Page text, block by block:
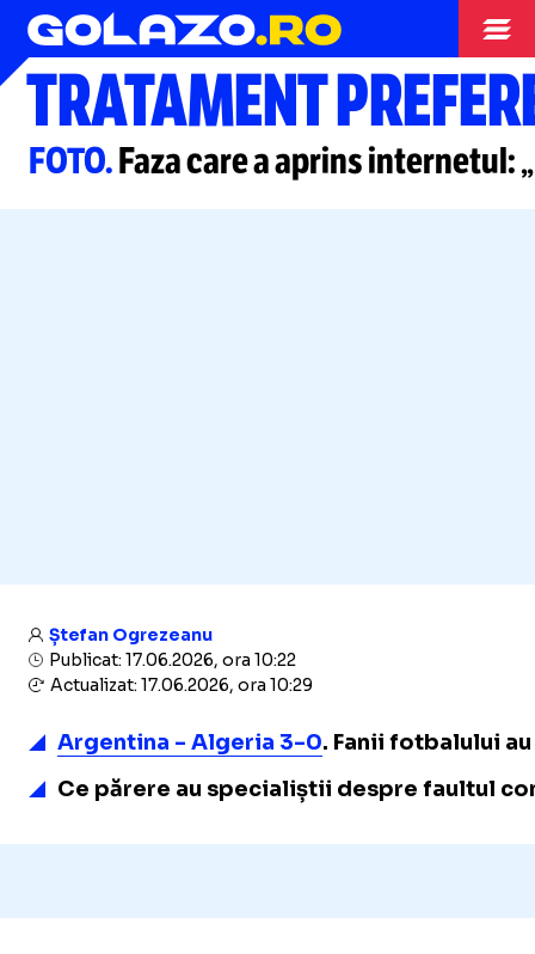
Campionatul Mondial
TRATAMENT
FOTO.Faza care a aprins internetul:
Ștefan Ogrezeanu
Publicat: 17.06.2026, ora 10:22
Actualizat: 17.06.2026, ora 10:29
Argentina - Algeria 3-0. Fanii fotbalului
Ce părere au specialiștii despre faultul